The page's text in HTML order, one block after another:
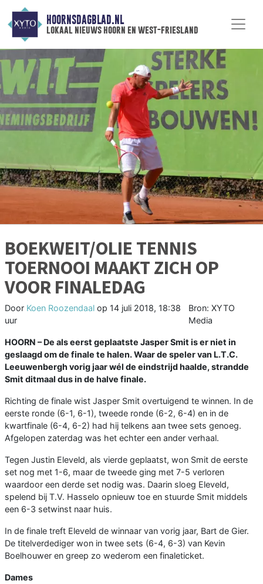
HOORNSDAGBLAD.NL
lokaal nieuws hoorn en west-friesland
BOEKWEIT/OLIE TENNIS
TOERNOOI MAAKT ZICH OP
VOOR FINALEDAG
Door Koen Roozendaal op 14 juli 2018, 18:38
uur
Bron: XYTO
Media
HOORN –De als eerst geplaatste Jasper Smit is er niet in
geslaagd om de finale te halen. Waar de speler van L.T.C.
Leeuwenbergh vorig jaar wél de eindstrijd haalde, strandde
Smit ditmaal dus in de halve finale.
Richting de finale wist Jasper Smit overtuigend te winnen. In de
eerste ronde (6-1, 6-1), tweede ronde (6-2, 6-4) en in de
kwartfinale (6-4, 6-2) had hij telkens aan twee sets genoeg.
Afgelopen zaterdag was het echter een ander verhaal.
Tegen Justin Eleveld, als vierde geplaatst, won Smit de eerste
set nog met 1-6, maar de tweede ging met 7-5 verloren
waardoor een derde set nodig was. Daarin sloeg Eleveld,
spelend bij T.V. Hasselo opnieuw toe en stuurde Smit middels
een 6-3 setwinst naar huis.
In de finale treft Eleveld de winnaar van vorig jaar, Bart de Gier.
De titelverdediger won in twee sets (6-4, 6-3) van Kevin
Boelhouwer en greep zo wederom een finaleticket.
Dames